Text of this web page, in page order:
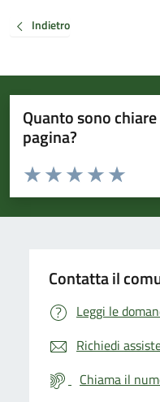
Indietro
Quanto sono
pagina?
Valuta da 1 a 5 stelle la pagina
Valuta 5
Valuta 4
Valuta 3 stelle
Valuta 2 stelle su 5
Valuta 1 stelle su 5
Contatta il
Leggi le
Richiedi
Chiama il